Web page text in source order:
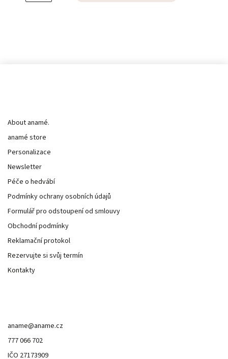
About anamé.
anamé store
Personalizace
Newsletter
Péče o hedvábí
Podmínky ochrany osobních údajů
Formulář pro odstoupení od smlouvy
Obchodní podmínky
Reklamační protokol
Rezervujte si svůj termín
Kontakty
aname@aname.cz
777 066 702
IČO 27173909